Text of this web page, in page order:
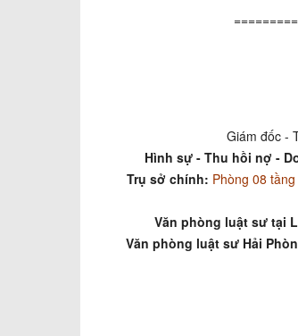
Giám đốc -
Hình sự - Thu hồi nợ -
Trụ sở chính: Phòng 08
Văn phòng luật sư tại
Văn phòng luật sư Hải